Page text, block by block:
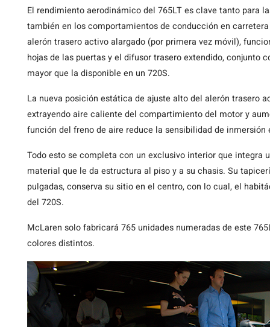
El rendimiento aerodinámico del 765LT es clave tanto para
también en los comportamientos de conducción en
alerón trasero activo alargado (por primera vez móvil),
hojas de las puertas y el difusor trasero extendido, conjunto
mayor que la disponible en un 720S.
La nueva posición estática de ajuste alto del alerón trasero
extrayendo aire caliente del compartimiento del motor y
función del freno de aire reduce la sensibilidad de inmersión
Todo esto se completa con un exclusivo interior que integra
material que le da estructura al piso y a su chasis. Su
pulgadas, conserva su sitio en el centro, con lo cual, el
del 720S.
McLaren solo fabricará 765 unidades numeradas de este
colores distintos.